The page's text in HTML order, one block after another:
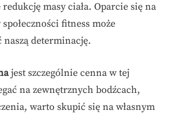
masy ciała. Oparcie się na
fitness może
determinację.
jest szczególnie cenna w tej
na zewnętrznych bodźcach,
warto skupić się na własnym